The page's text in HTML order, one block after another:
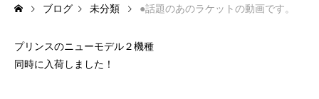
アクセス
お問い合わせ
ブログ 未分類 ●話題のあのラケットの動画です。
プリンスのニューモデル２機種
同時に入荷しました！